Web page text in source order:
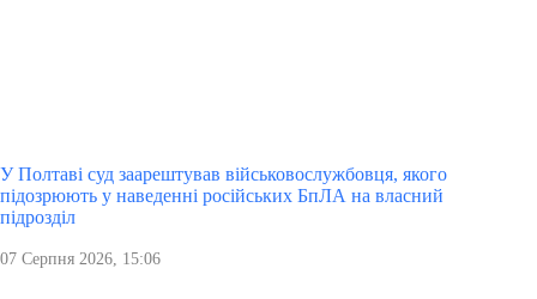
У Полтаві суд заарештував військовослужбовця, якого
підозрюють у наведенні російських БпЛА на власний
підрозділ
07 Серпня 2026, 15:06